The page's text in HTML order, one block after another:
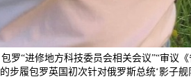
罗“进修地方科技委员会相关会议”“审议《
步履包罗英国初次针对俄罗斯总统‘影子